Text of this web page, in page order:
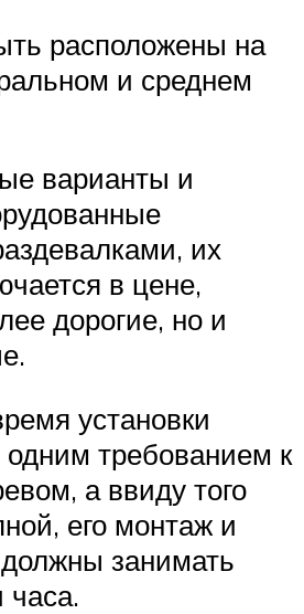
расположены на
и среднем
варианты и
их
в цене,
дорогие, но и
установки
требованием к
а ввиду того
его монтаж и
занимать
часа.